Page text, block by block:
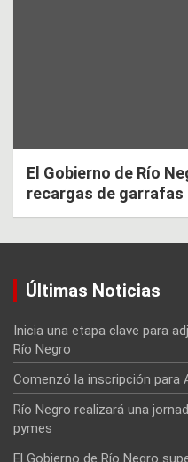
El Gobierno de Río
recargas de garrafas
Últimas Noticias
Inicia una etapa clave para
Río Negro
Comenzó la inscripción para
Río Negro realizará una
pymes
El Gobierno de Río Negro